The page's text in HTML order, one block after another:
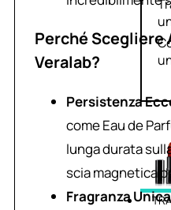
Perché Scegliere
Veralab?
Persistenza
come Eau de
lunga durata
scia magnetica
Fragranza